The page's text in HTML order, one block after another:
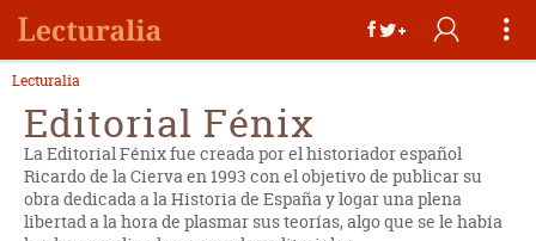
Lecturalia
Editorial Fénix
La Editorial Fénix fue creada por el historiador español
Ricardo de la Cierva en 1993 con el objetivo de publicar su
obra dedicada a la Historia de España y logar una plena
libertad a la hora de plasmar sus teorías, algo que se le había